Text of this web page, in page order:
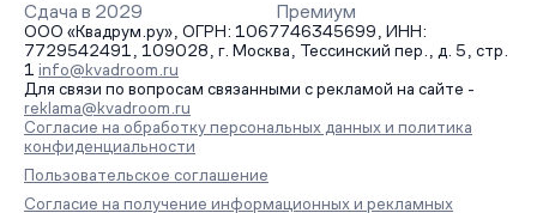
Сдача в 2029
Премиум
ООО «Квадрум.ру», ОГРН: 1067746345699, ИНН:
7729542491, 109028, г. Москва, Тессинский пер., д. 5, стр.
1 info@kvadroom.ru
Для связи по вопросам связанными с рекламой на сайте -
reklama@kvadroom.ru
Согласие на обработку персональных данных и политика
конфиденциальности
Пользовательское соглашение
Согласие на получение информационных и рекламных